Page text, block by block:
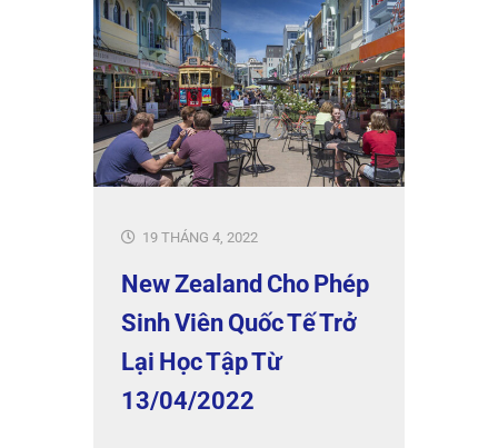
19 THÁNG 4, 2022
New Zealand Cho Phép
Sinh Viên Quốc Tế Trở
Lại Học Tập Từ
13/04/2022